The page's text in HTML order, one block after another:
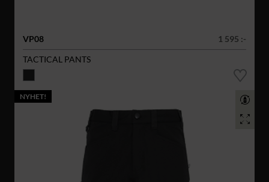
VP08
1 595 :-
TACTICAL PANTS
NYHET!